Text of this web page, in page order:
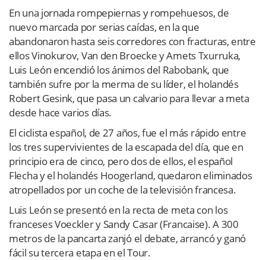
En una jornada rompepiernas y rompehuesos, de
nuevo marcada por serias caídas, en la que
abandonaron hasta seis corredores con fracturas, entre
ellos Vinokurov, Van den Broecke y Amets Txurruka,
Luis León encendió los ánimos del Rabobank, que
también sufre por la merma de su líder, el holandés
Robert Gesink, que pasa un calvario para llevar a meta
desde hace varios días.
El ciclista español, de 27 años, fue el más rápido entre
los tres supervivientes de la escapada del día, que en
principio era de cinco, pero dos de ellos, el español
Flecha y el holandés Hoogerland, quedaron eliminados
atropellados por un coche de la televisión francesa.
Luis León se presentó en la recta de meta con los
franceses Voeckler y Sandy Casar (Francaise). A 300
metros de la pancarta zanjó el debate, arrancó y ganó
fácil su tercera etapa en el Tour.